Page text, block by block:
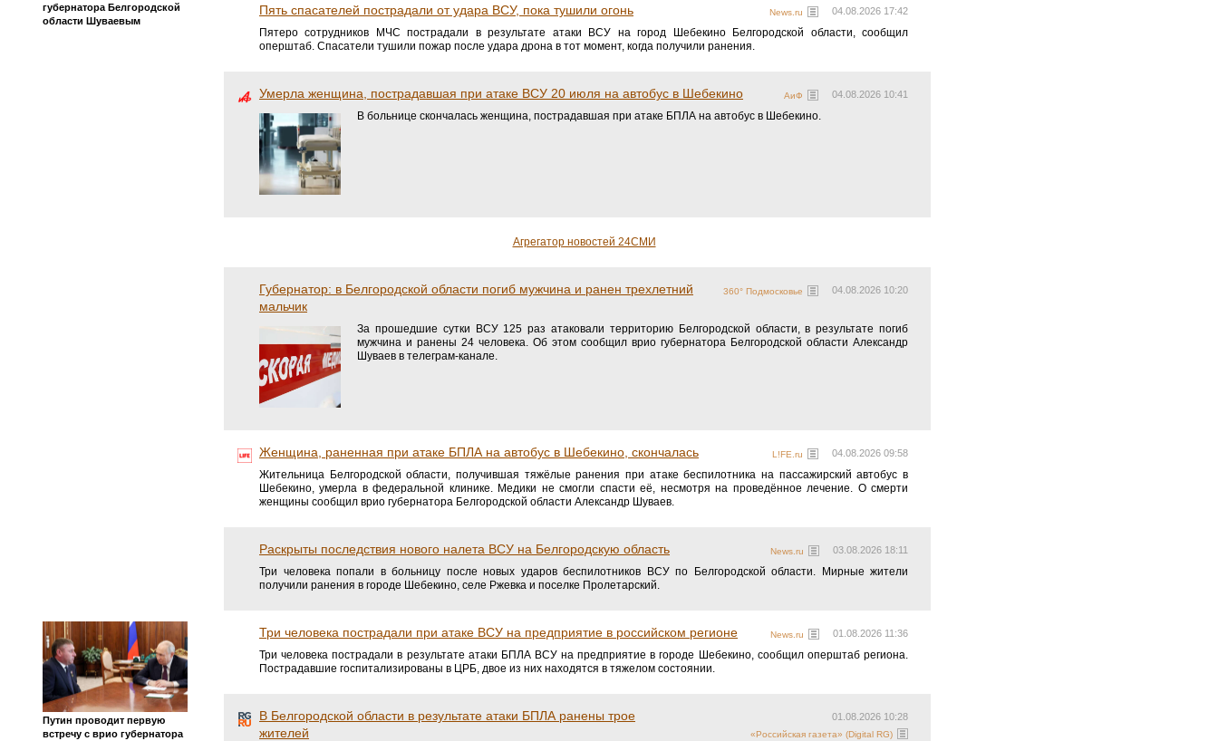
губернатора Белгородской
области Шуваевым
Путин проводит первую
встречу с врио губернатора
04.08.2026 17:42
News.ru
Пять спасателей пострадали от удара ВСУ, пока тушили огонь
Пятеро сотрудников МЧС пострадали в результате атаки ВСУ на город Шебекино Белгородской области, сообщил
оперштаб. Спасатели тушили пожар после удара дрона в тот момент, когда получили ранения.
04.08.2026 10:41
АиФ
Умерла женщина, пострадавшая при атаке ВСУ 20 июля на автобус в Шебекино
В больнице скончалась женщина, пострадавшая при атаке БПЛА на автобус в Шебекино.
Агрегатор новостей 24СМИ
04.08.2026 10:20
360° Подмосковье
Губернатор: в Белгородской области погиб мужчина и ранен трехлетний
мальчик
За прошедшие сутки ВСУ 125 раз атаковали территорию Белгородской области, в результате погиб
мужчина и ранены 24 человека. Об этом сообщил врио губернатора Белгородской области Александр
Шуваев в телеграм-канале.
04.08.2026 09:58
L!FE.ru
Женщина, раненная при атаке БПЛА на автобус в Шебекино, скончалась
Жительница Белгородской области, получившая тяжёлые ранения при атаке беспилотника на пассажирский автобус в
Шебекино, умерла в федеральной клинике. Медики не смогли спасти её, несмотря на проведённое лечение. О смерти
женщины сообщил врио губернатора Белгородской области Александр Шуваев.
03.08.2026 18:11
News.ru
Раскрыты последствия нового налета ВСУ на Белгородскую область
Три человека попали в больницу после новых ударов беспилотников ВСУ по Белгородской области. Мирные жители
получили ранения в городе Шебекино, селе Ржевка и поселке Пролетарский.
01.08.2026 11:36
News.ru
Три человека пострадали при атаке ВСУ на предприятие в российском регионе
Три человека пострадали в результате атаки БПЛА ВСУ на предприятие в городе Шебекино, сообщил оперштаб региона.
Пострадавшие госпитализированы в ЦРБ, двое из них находятся в тяжелом состоянии.
01.08.2026 10:28
«Российская газета» (Digital RG)
В Белгородской области в результате атаки БПЛА ранены трое
жителей